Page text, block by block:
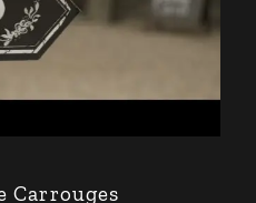
Carrouges